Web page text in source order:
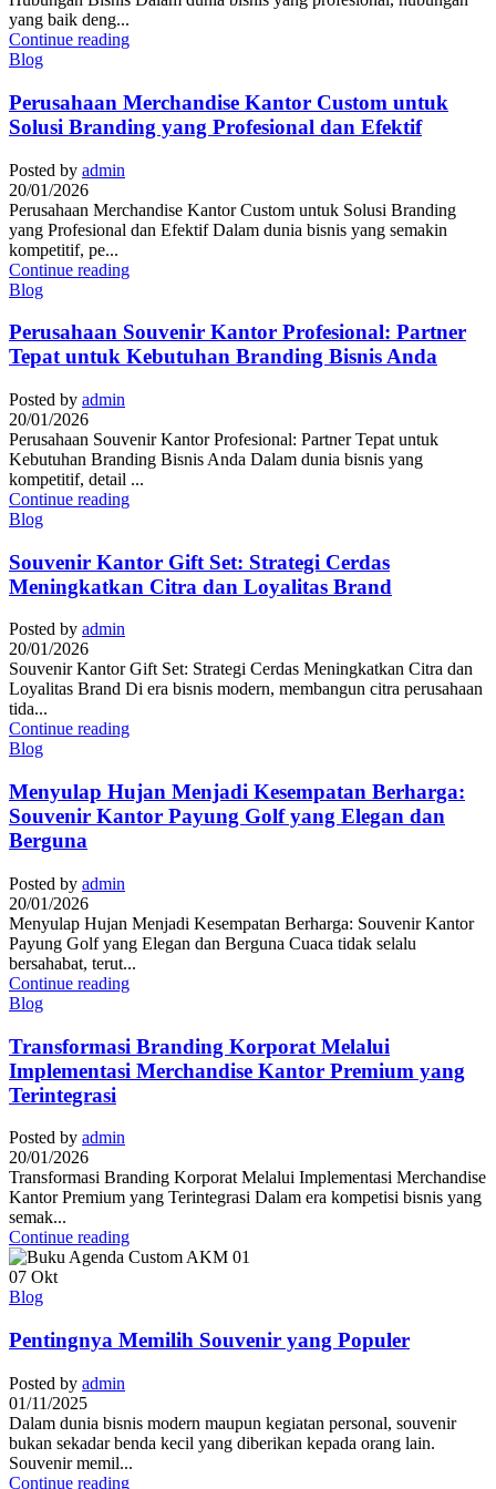
yang baik deng...
Continue reading
Blog
Perusahaan Merchandise Kantor Custom untuk
Solusi Branding yang Profesional dan Efektif
Posted by admin
20/01/2026
Perusahaan Merchandise Kantor Custom untuk Solusi Branding
yang Profesional dan Efektif Dalam dunia bisnis yang semakin
kompetitif, pe...
Continue reading
Blog
Perusahaan Souvenir Kantor Profesional: Partner
Tepat untuk Kebutuhan Branding Bisnis Anda
Posted by admin
20/01/2026
Perusahaan Souvenir Kantor Profesional: Partner Tepat untuk
Kebutuhan Branding Bisnis Anda Dalam dunia bisnis yang
kompetitif, detail ...
Continue reading
Blog
Souvenir Kantor Gift Set: Strategi Cerdas
Meningkatkan Citra dan Loyalitas Brand
Posted by admin
20/01/2026
Souvenir Kantor Gift Set: Strategi Cerdas Meningkatkan Citra dan
Loyalitas Brand Di era bisnis modern, membangun citra perusahaan
tida...
Continue reading
Blog
Menyulap Hujan Menjadi Kesempatan Berharga:
Souvenir Kantor Payung Golf yang Elegan dan
Berguna
Posted by admin
20/01/2026
Menyulap Hujan Menjadi Kesempatan Berharga: Souvenir Kantor
Payung Golf yang Elegan dan Berguna Cuaca tidak selalu
bersahabat, terut...
Continue reading
Blog
Transformasi Branding Korporat Melalui
Implementasi Merchandise Kantor Premium yang
Terintegrasi
Posted by admin
20/01/2026
Transformasi Branding Korporat Melalui Implementasi Merchandise
Kantor Premium yang Terintegrasi Dalam era kompetisi bisnis yang
semak...
Continue reading
07 Okt
Blog
Pentingnya Memilih Souvenir yang Populer
Posted by admin
01/11/2025
Dalam dunia bisnis modern maupun kegiatan personal, souvenir
bukan sekadar benda kecil yang diberikan kepada orang lain.
Souvenir memil...
Continue reading